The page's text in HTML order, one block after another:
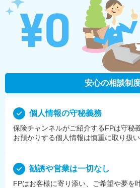
安心の相談制
個⼈情報の守秘義務
保険チャンネルがご紹介するFPは守秘
お預かりする個⼈情報は慎重に取り扱い
勧誘や営業は⼀切なし
FPはお客様に寄り添い、ご希望や夢を